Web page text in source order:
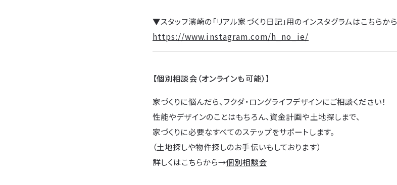
▼スタッフ濱崎の「リアル家づくり日記」用のインスタグラムはこちらから
https://www.instagram.com/h_no_ie/
【個別相談会（オンラインも可能）】
家づくりに悩んだら、フクダ・ロングライフデザインにご相談ください！
性能やデザインのことはもちろん、資金計画や土地探しまで、
家づくりに必要なすべてのステップをサポートします。
（土地探しや物件探しのお手伝いもしております）
詳しくはこちらから→個別相談会